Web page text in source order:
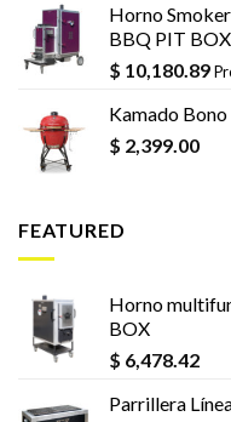
Horno
BBQ PIT BOX
$ 10,180.89
Kamado
$ 2,399.00
FEATURED
Horno
BOX
$ 6,478.42
Parrillera